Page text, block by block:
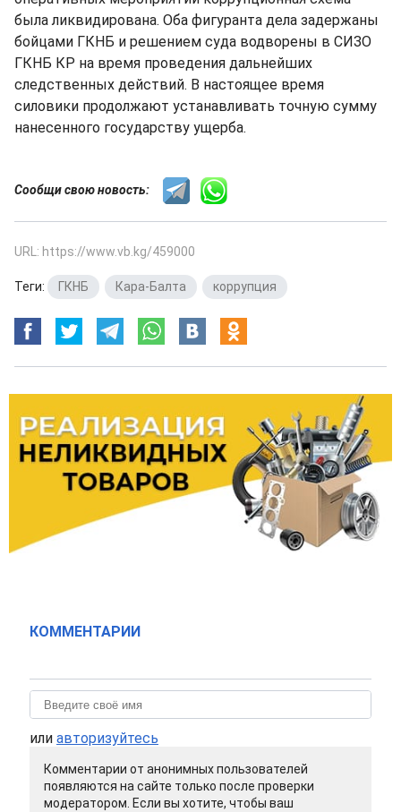
была ликвидирована. Оба фигуранта дела задержаны
бойцами ГКНБ и решением суда водворены в СИЗО
ГКНБ КР на время проведения дальнейших
следственных действий. В настоящее время
силовики продолжают устанавливать точную сумму
нанесенного государству ущерба.
Сообщи свою новость:
URL: https://www.vb.kg/459000
Теги: ГКНБ Кара-Балта коррупция
КОММЕНТАРИИ
или авторизуйтесь
Комментарии от анонимных пользователей
появляются на сайте только после проверки
модератором. Если вы хотите, чтобы ваш